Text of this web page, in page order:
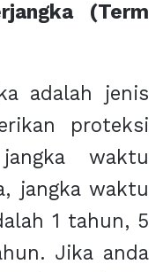
(Term
adalah jenis
proteksi
waktu
jangka waktu
1 tahun, 5
Jika anda